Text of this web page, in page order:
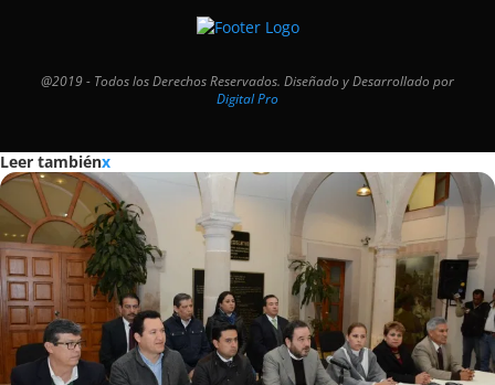
@2019 - Todos los Derechos Reservados. Diseñado y Desarrollado por
Digital Pro
Leer tambiénx